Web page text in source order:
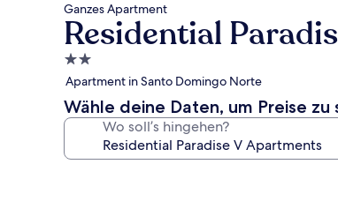
Ganzes Apartment
Residential
2.0-
Sterne-
Unterkunft
Apartment in Santo Domingo Norte
Wähle deine Daten, um Preise zu
Wo soll’s hingehen?